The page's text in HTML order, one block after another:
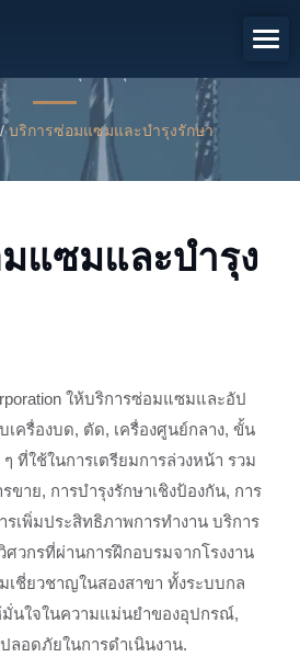
/ บริการซ่อมแซมและบำรุงรักษา
แซมและบำรุง
ให้บริการซ่อมแซมและอัป
ครื่องบด, ตัด, เครื่องศูนย์กลาง, ขั้น
ที่ใช้ในการเตรียมการล่วงหน้า รวม
ขาย, การบำรุงรักษาเชิงป้องกัน, การ
เพิ่มประสิทธิภาพการทำงาน บริการ
วกรที่ผ่านการฝึกอบรมจากโรงงาน
เชี่ยวชาญในสองสาขา ทั้งระบบกล
นใจในความแม่นยำของอุปกรณ์,
ลอดภัยในการดำเนินงาน.